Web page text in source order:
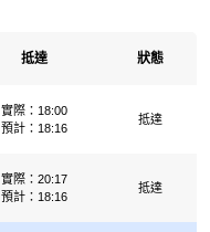
抵達 狀態
實際：18:00
預計：18:16
抵達
實際：20:17
預計：18:16
抵達